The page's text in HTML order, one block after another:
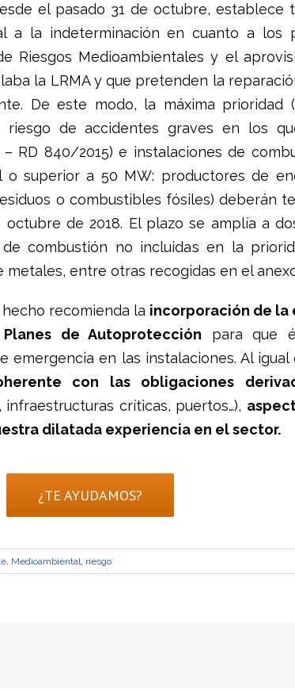
el pasado 31 de octubre, establece
a la indeterminación en cuanto a los
Riesgos Medioambientales y el
la LRMA y que pretenden la
De este modo, la máxima prioridad
de accidentes graves en los
– RD 840/2015) e instalaciones de
o superior a 50 MW: productores de
o combustibles fósiles) deberán
de 2018. El plazo se amplía a
combustión no incluidas en la
entre otras recogidas en el
recomienda la incorporación de la
de Autoprotección para que
emergencia en las instalaciones. Al igual
con las obligaciones
infraestructuras críticas, puertos…),
dilatada experiencia en el sector.
¿TE AYUDAMOS?
, Medioambiental, riesgo